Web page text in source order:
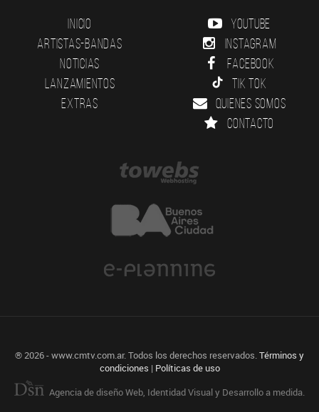
Inicio
Artistas-Bandas
Noticias
Lanzamientos
Extras
YouTube
Instagram
Facebook
Tik Tok
Quienes somos
Contacto
® 2026 - www.cmtv.com.ar. Todos los derechos reservados.Términos y
condiciones | Políticas de uso
Agencia de diseño Web, Identidad Visual y Desarrollo a medida.